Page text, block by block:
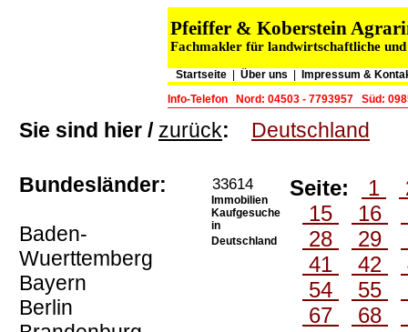
Pfeiffer & Koberstein
Fachmakler für landwirtschaftliche und
Startseite| Über uns
Impressum &
Info-Telefon
Nord: 04503 - 7793957 Süd:
Sie sind hier / zurück: Deutschland
Bundesländer:
Baden-
Wuerttemberg
Bayern
Berlin
33614
Immobilien
Kaufgesuche
in
Deutschland
Seite: 1
15
16
28
29
41
42
54
55
67
68